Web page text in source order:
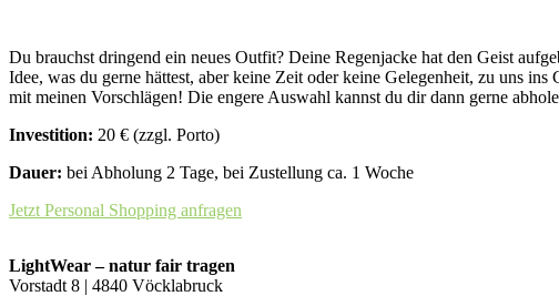
Du brauchst dringend ein neues Outfit? Deine Regenjacke hat den Geist
Idee, was du gerne hättest, aber keine Zeit oder keine Gelegenheit, zu uns
mit meinen Vorschlägen! Die engere Auswahl kannst du dir dann gerne
Investition: 20 € (zzgl. Porto)
Dauer: bei Abholung 2 Tage, bei Zustellung ca. 1 Woche
Jetzt Personal Shopping anfragen
LightWear – natur fair tragen
Vorstadt 8 | 4840 Vöcklabruck